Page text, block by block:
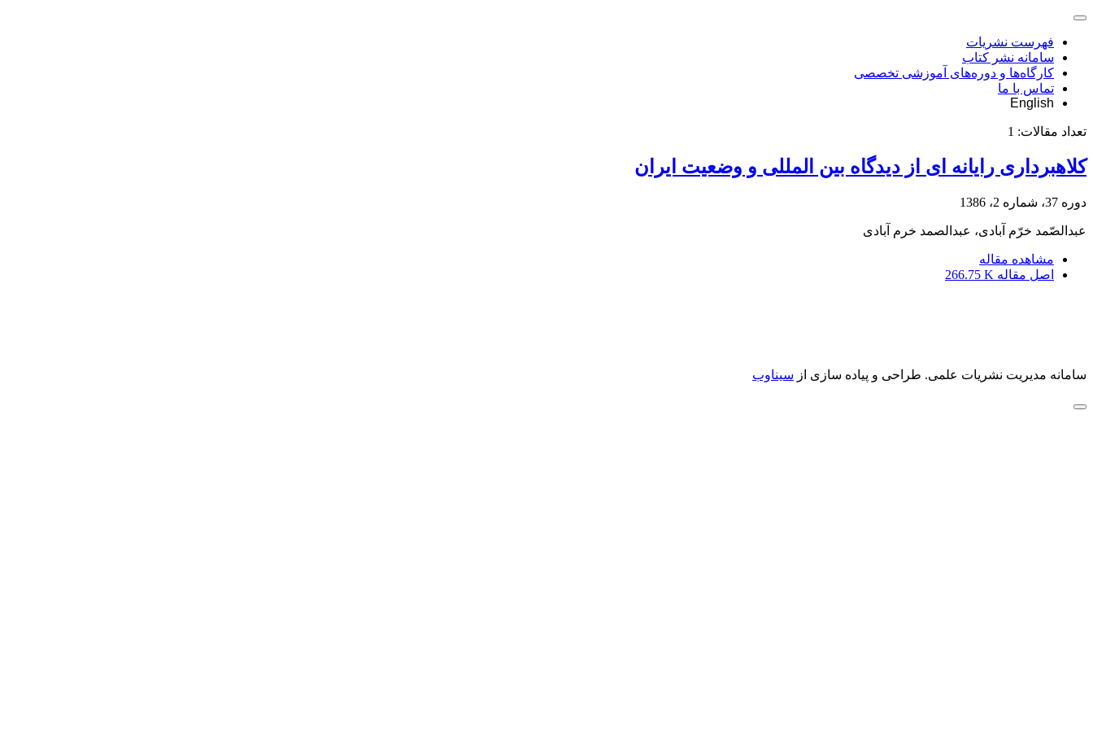
فهرست نشریات
سامانه نشر کتاب
کارگاه‌ها و دوره‌های آموزشی تخصصی
تماس با ما
English
تعداد مقالات: 1
کلاهبرداری رایانه ای از دیدگاه بین المللی و وضعیت ایران
دوره 37، شماره 2، 1386
عبدالصّمد خرّم آبادی، عبدالصمد خرم آبادی
مشاهده مقاله
اصل مقاله 266.75 K
سامانه مدیریت نشریات علمی. طراحی و پیاده سازی از سیناوب